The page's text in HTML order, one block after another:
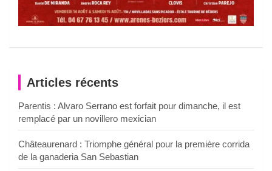
Articles récents
Parentis : Alvaro Serrano est forfait pour dimanche, il est
remplacé par un novillero mexician
Châteaurenard : Triomphe général pour la première corrida
de la ganaderia San Sebastian